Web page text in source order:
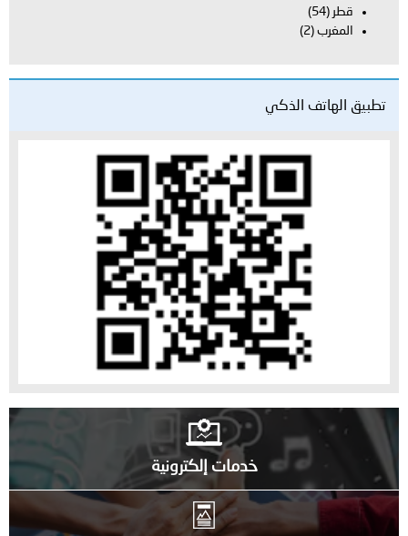
قطر (54)
المغرب (2)
تطبيق الهاتف الذكي
خدمات إلكترونية